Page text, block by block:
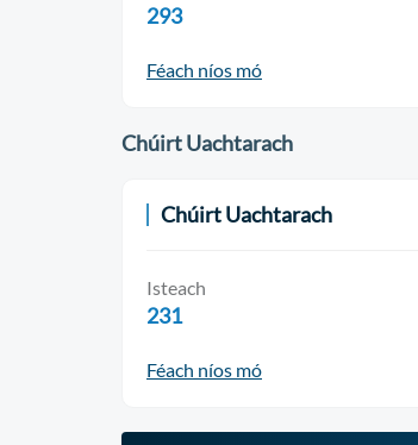
293
Féach níos mó
Chúirt Uachtarach
Chúirt Uachtarach
Isteach
231
Féach níos mó